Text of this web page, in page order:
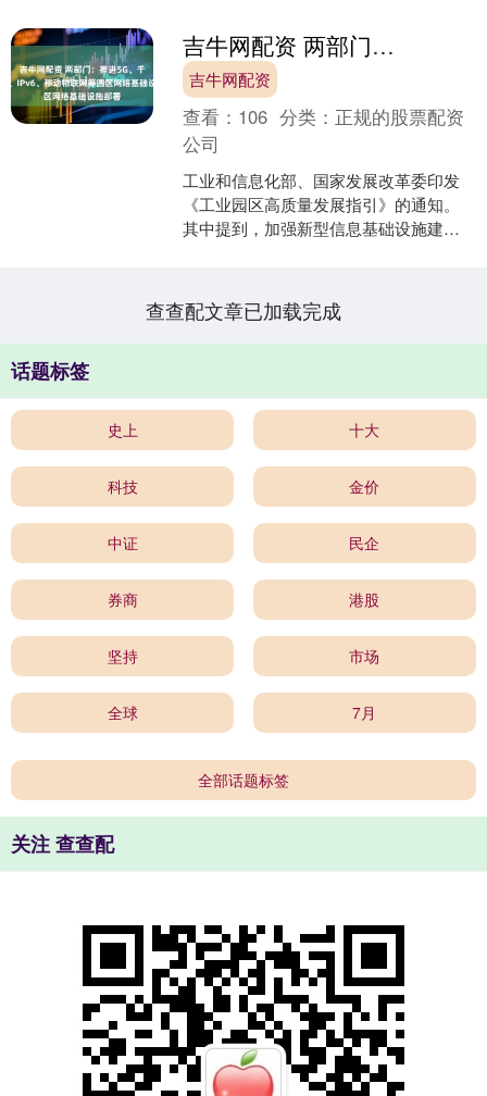
吉牛网配资 两部门：推进5G、千兆光网、IPv6、移动物联网等园区网络基础设施部署
吉牛网配资
查看： 106 分类： 正规的股票配资
公司
工业和信息化部、国家发展改革委印发
《工业园区高质量发展指引》的通知。
其中提到，加强新型信息基础设施建设
查查配文章已加载完成
话题标签
史上 十大
科技 金价
中证 民企
券商 港股
坚持 市场
全球 7月
全部话题标签
关注 查查配